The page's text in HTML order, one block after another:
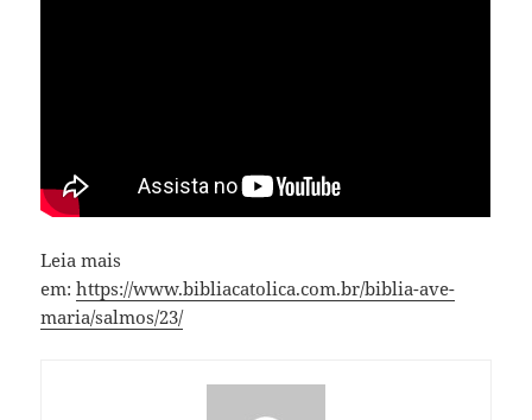
Leia mais
em:https://www.bibliacatolica.com.br/biblia-ave-
maria/salmos/23/